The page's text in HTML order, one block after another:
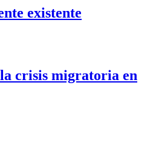
existente
crisis migratoria en